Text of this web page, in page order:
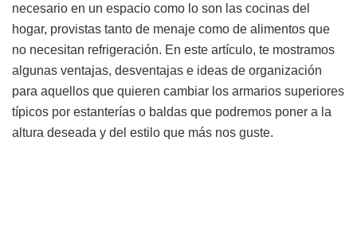
necesario en un espacio como lo son las cocinas del
hogar, provistas tanto de menaje como de alimentos que
no necesitan refrigeración. En este artículo, te mostramos
algunas ventajas, desventajas e ideas de organización
para aquellos que quieren cambiar los armarios superiores
típicos por estanterías o baldas que podremos poner a la
altura deseada y del estilo que más nos guste.